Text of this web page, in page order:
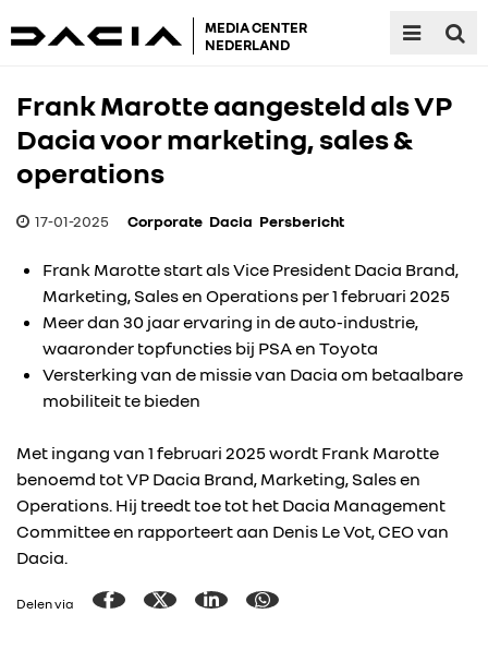
MEDIA CENTER
NEDERLAND
Frank Marotte aangesteld als VP
Dacia voor marketing, sales &
operations
17-01-2025 Corporate Dacia Persbericht
Frank Marotte start als Vice President Dacia Brand,
Marketing, Sales en Operations per 1 februari 2025
Meer dan 30 jaar ervaring in de auto-industrie,
waaronder topfuncties bij PSA en Toyota
Versterking van de missie van Dacia om betaalbare
mobiliteit te bieden
Met ingang van 1 februari 2025 wordt Frank Marotte
benoemd tot VP Dacia Brand, Marketing, Sales en
Operations. Hij treedt toe tot het Dacia Management
Committee en rapporteert aan Denis Le Vot, CEO van
Dacia.
Delen via